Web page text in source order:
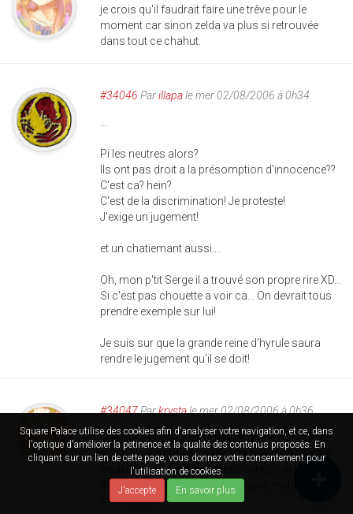
Square Palace utilise des cookies afin d'analyser votre navigation, et ce, dans
l'optique d'améliorer la petinence et la qualité des contenus proposés. En
cliquant sur un lien de cette page, vous donnez votre consentement pour
l'utilisation de cookies.
J'accepte
En savoir plus
je crois qu'il faudrait faire une trêve pour le
moment car sinon zelda va plus si retrouvée
dans tout ce chahut.
#34046 Parillapale mer 02/08/2006 à 0h34
Pi les neutres alors?
Ils ont pas droit a la présomption d'innocence??
C'est ca? hein?
C'est de la discrimination! Je proteste!
J'exige un jugement!
et un chatiemant aussi....
Oh, mon p'tit Serge il a trouvé son propre rire XD...
Si c'est pas chouette a voir ca... On devrait tous
prendre exemple sur lui!
Je suis sur que la grande reine d'hyrule saura
rendre le jugement qu'il se doit!
#34047Parkrystale mer 02/08/2006 à 0h36
illapa tu es le deuxiéme neutre que je connaisse
V_____V . et pour répondre a ta question non les
neutres non pas droit a l'innocence car un
certain illapa a torturé de plusieurs maniéres
ratonplayer.